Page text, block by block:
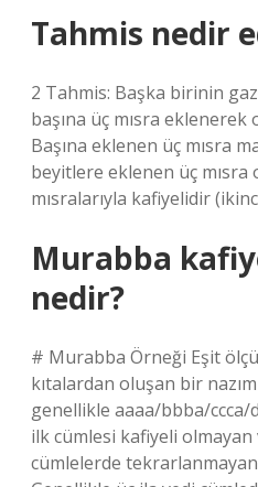
Tahmis nedir
2 Tahmis: Başka birinin
başına üç mısra
Başına eklenen üç mısra
beyitlere eklenen üç
mısralarıyla kafiyelidir
Murabba
nedir?
# Murabba Örneği Eşit
kıtalardan oluşan bir
genellikle aaaa/bbba/ccca/
ilk cümlesi kafiyeli
cümlelerde